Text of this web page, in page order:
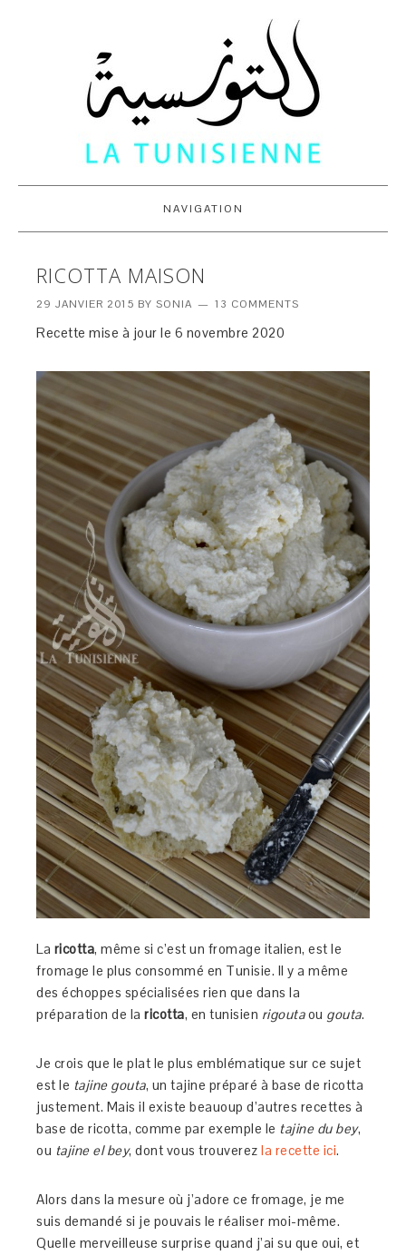
NAVIGATION
RICOTTA MAISON
29 JANVIER 2015 BYSONIA 13 COMMENTS
Recette mise à jour le 6 novembre 2020
La ricotta, même si c’est un fromage italien, est le
fromage le plus consommé en Tunisie. Il y a même
des échoppes spécialisées rien que dans la
préparation de laricotta, en tunisien rigoutaou gouta.
Je crois que le plat le plus emblématique sur ce sujet
est le tajine gouta, un tajine préparé à base de ricotta
justement. Mais il existe beauoup d’autres recettes à
base de ricotta, comme par exemple le tajine du bey,
ou tajine el bey, dont vous trouverezla recette ici.
Alors dans la mesure où j’adore ce fromage, je me
suis demandé si je pouvais le réaliser moi-même.
Quelle merveilleuse surprise quand j’ai su que oui, et